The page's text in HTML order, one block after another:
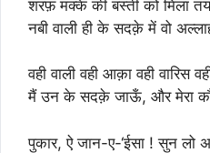
शरफ़ मक्के की बस्ती को मिला
नबी वाली ही के सदक़े में वो
वही वाली वही आक़ा वही वारिस
मैं उन के सदक़े जाऊँ, और मेरा
पुकार, ऐ जान-ए-‘ईसा ! सुन लो